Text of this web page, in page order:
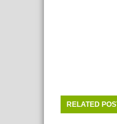
RELATED